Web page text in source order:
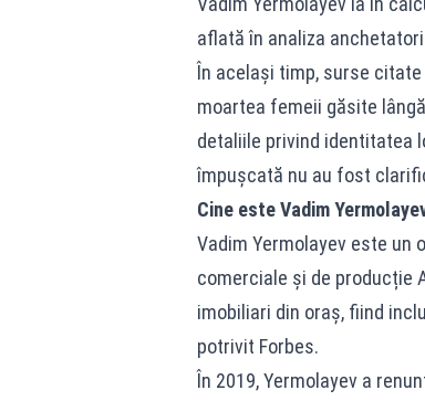
aflată în analiza
În același timp, surse
moartea femeii găsite
detaliile privind identitatea
împușcată nu au fost
Cine este Vadim
Vadim Yermolayev este un
comerciale și de producție
imobiliari din oraș, fiind
potrivit Forbes.
În 2019, Yermolayev a